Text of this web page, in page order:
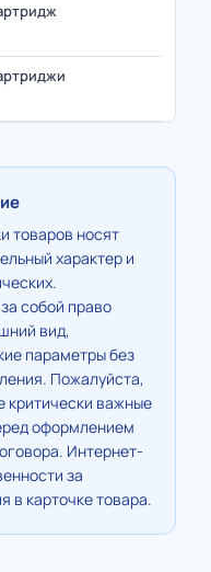
товаров носят
характер и
собой право
вид,
параметры без
Пожалуйста,
критически важные
оформлением
Интернет-
за
в карточке товара.